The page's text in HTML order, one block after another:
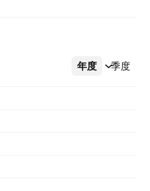
年度 季度
更多